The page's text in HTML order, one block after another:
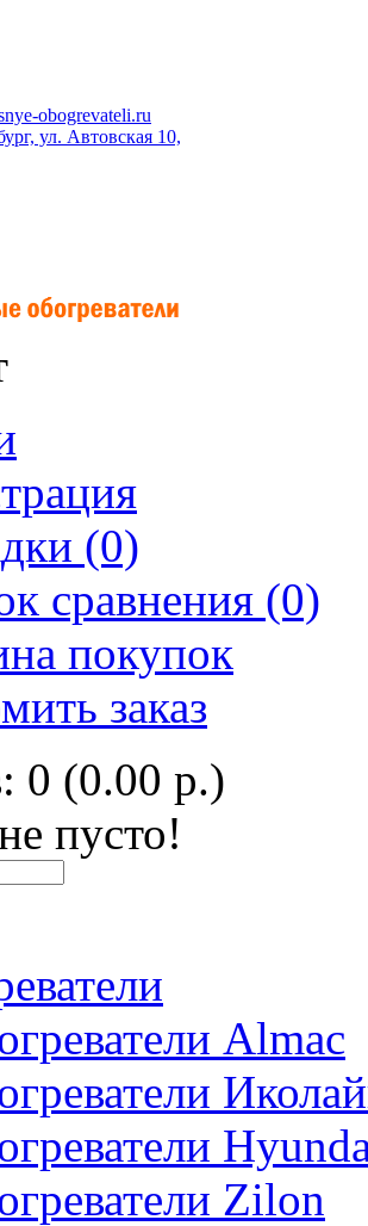
obogrevateli.ru
ул. Автовская 10,
(0)
сравнения (0)
покупок
заказ
0 (0.00 р.)
пусто!
Almac
Zilon